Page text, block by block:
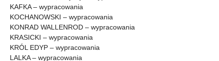
KAFKA – wypracowania
KOCHANOWSKI – wypracowania
KONRAD WALLENROD – wypracowania
KRASICKI – wypracowania
KRÓL EDYP – wypracowania
LALKA – wypracowania